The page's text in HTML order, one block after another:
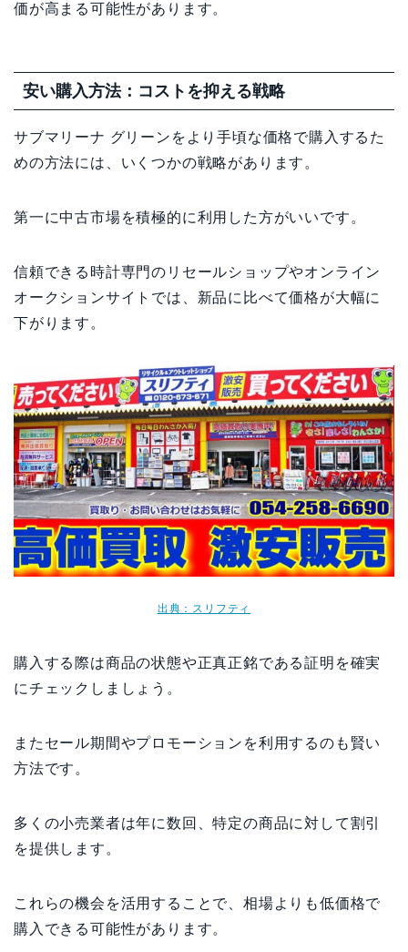
価が高まる可能性があります。
安い購入方法：コストを抑える戦略
サブマリーナ グリーンをより手頃な価格で購入するた
めの方法には、いくつかの戦略があります。
第一に中古市場を積極的に利用した方がいいです。
信頼できる時計専門のリセールショップやオンライン
オークションサイトでは、新品に比べて価格が大幅に
下がります。
出典：スリフティ
購入する際は商品の状態や正真正銘である証明を確実
にチェックしましょう。
またセール期間やプロモーションを利用するのも賢い
方法です。
多くの小売業者は年に数回、特定の商品に対して割引
を提供します。
これらの機会を活用することで、相場よりも低価格で
購入できる可能性があります。